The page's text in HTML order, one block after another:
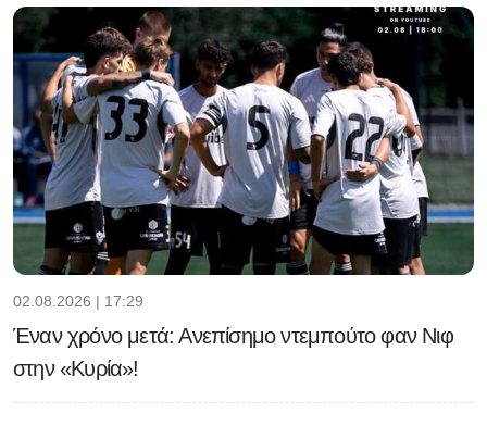
02.08.2026 | 17:29
Έναν χρόνο μετά: Ανεπίσημο ντεμπούτο φαν Νιφ
στην «Κυρία»!